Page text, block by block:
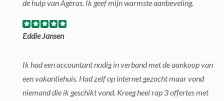
de hulp van Ageras. Ik geef mijn warmste aanbeveling.
Eddie Jansen
Ik had een accountant nodig in verband met de aankoop van
een vakantiehuis. Had zelf op internet gezocht maar vond
niemand die ik geschikt vond. Kreeg heel rap 3 offertes met